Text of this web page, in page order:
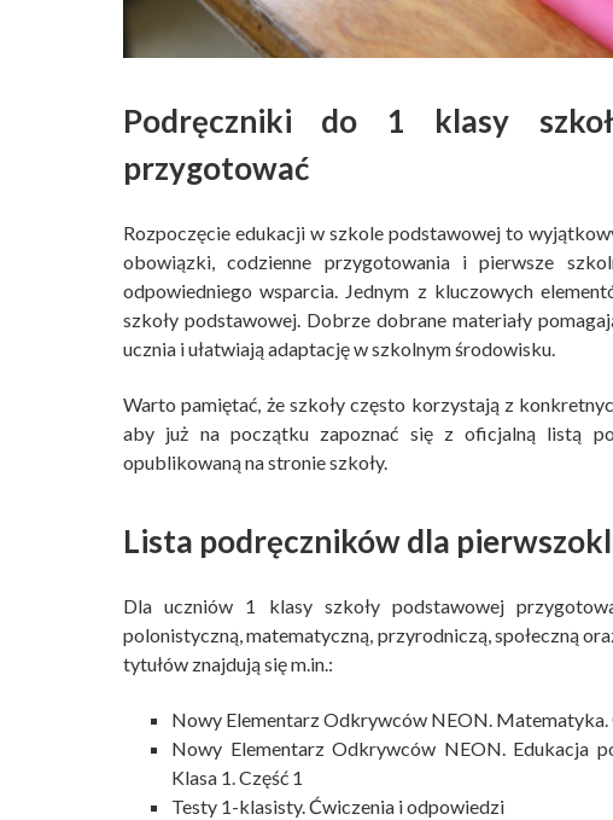
Podręczniki do 1 klasy
przygotować
Rozpoczęcie edukacji w szkole podstawowej to
obowiązki, codzienne przygotowania i pierwsze
odpowiedniego wsparcia. Jednym z kluczowych
szkoły podstawowej. Dobrze dobrane materiały
ucznia i ułatwiają adaptację w szkolnym środowisku.
Warto pamiętać, że szkoły często korzystają z
aby już na początku zapoznać się z oficjalną listą
opublikowaną na stronie szkoły.
Lista podręczników dla
Dla uczniów 1 klasy szkoły podstawowej
polonistyczną, matematyczną, przyrodniczą, społeczną
tytułów znajdują się m.in.:
Nowy Elementarz Odkrywców NEON. Matematyka.
Nowy Elementarz Odkrywców NEON. Edukacja
Klasa 1. Część 1
Testy 1-klasisty. Ćwiczenia i odpowiedzi